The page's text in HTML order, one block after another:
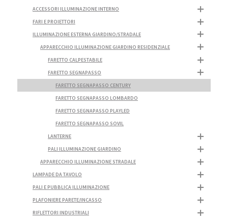
ACCESSORI ILLUMINAZIONE INTERNO
FARI E PROIETTORI
ILLUMINAZIONE ESTERNA GIARDINO/STRADALE
APPARECCHIO ILLUMINAZIONE GIARDINO RESIDENZIALE
FARETTO CALPESTABILE
FARETTO SEGNAPASSO
FARETTO SEGNAPASSO CENTURY
FARETTO SEGNAPASSO LOMBARDO
FARETTO SEGNAPASSO PLAYLED
FARETTO SEGNAPASSO SOVIL
LANTERNE
PALI ILLUMINAZIONE GIARDINO
APPARECCHIO ILLUMINAZIONE STRADALE
LAMPADE DA TAVOLO
PALI E PUBBLICA ILLUMINAZIONE
PLAFONIERE PARETE/INCASSO
RIFLETTORI INDUSTRIALI